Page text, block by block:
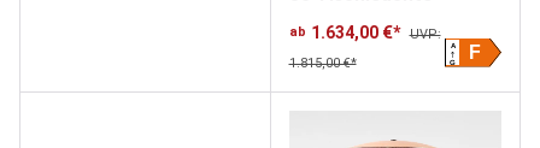
ab 1.634,00 €*
UVP:
1.815,00 €*
F
A
G